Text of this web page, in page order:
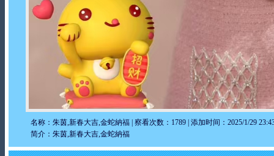
名称：朱茵,新春大吉,金蛇納福 | 察看次数：1789 | 添加时间：2025/1/29
简介：朱茵,新春大吉,金蛇納福